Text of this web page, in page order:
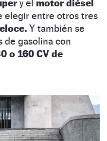
y el motor diésel
elegir entre otros tres
Y también se
de gasolina con
o 160 CV de